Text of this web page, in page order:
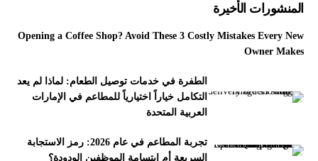
المنشورات الأخيرة
Opening a Coffee Shop? Avoid These 3 Costly Mistakes Every New
Owner Makes
الطفرة في خدمات توصيل الطعام: لماذا لم يعد
التكامل خياراً اختيارياً للمطاعم في الإمارات
العربية المتحدة
تجربة المطاعم في عام 2026: رمز الاستجابة
السريعة أم ابتسامة الموظفين الودودة؟